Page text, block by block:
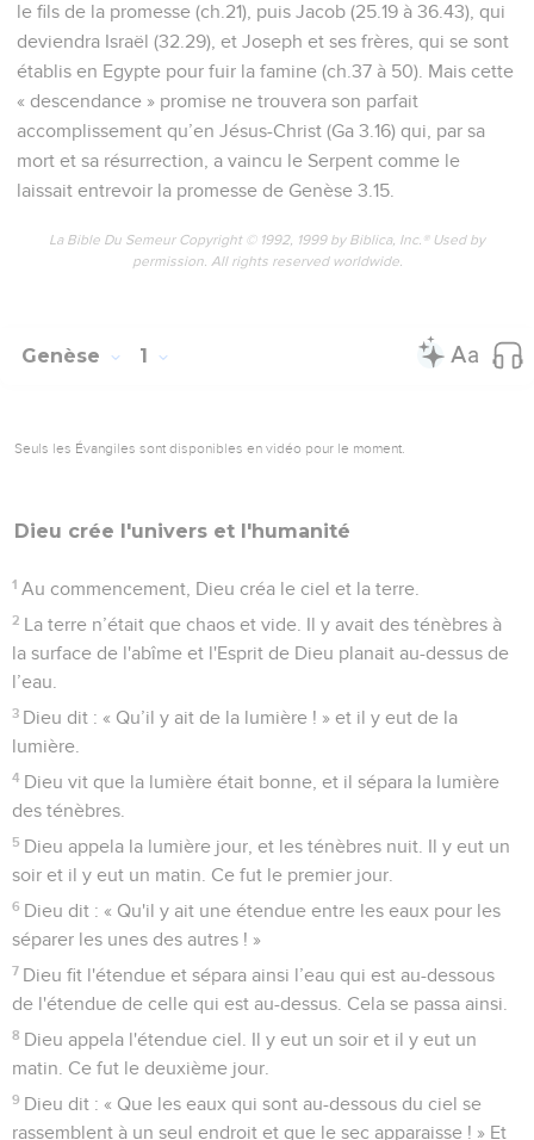
le fils de la promesse (ch.21), puis Jacob (25.19 à 36.43), qui
deviendra Israël (32.29), et Joseph et ses frères, qui se sont
établis en Egypte pour fuir la famine (ch.37 à 50). Mais cette
« descendance » promise ne trouvera son parfait
accomplissement qu’en Jésus-Christ (Ga 3.16) qui, par sa
mort et sa résurrection, a vaincu le Serpent comme le
laissait entrevoir la promesse de Genèse 3.15.
La Bible Du Semeur Copyright © 1992, 1999 by Biblica, Inc.® Used by
permission. All rights reserved worldwide.
Genèse 1
Seuls les Évangiles sont disponibles en vidéo pour le moment.
Dieu crée l'univers et l'humanité
1 Au commencement, Dieu créa le ciel et la terre.
2 La terre n’était que chaos et vide. Il y avait des ténèbres à
la surface de l'abîme et l'Esprit de Dieu planait au-dessus de
l’eau.
3 Dieu dit : « Qu’il y ait de la lumière ! » et il y eut de la
lumière.
4 Dieu vit que la lumière était bonne, et il sépara la lumière
des ténèbres.
5 Dieu appela la lumière jour, et les ténèbres nuit. Il y eut un
soir et il y eut un matin. Ce fut le premier jour.
6 Dieu dit : « Qu'il y ait une étendue entre les eaux pour les
séparer les unes des autres ! »
7 Dieu fit l'étendue et sépara ainsi l’eau qui est au-dessous
de l'étendue de celle qui est au-dessus. Cela se passa ainsi.
8 Dieu appela l'étendue ciel. Il y eut un soir et il y eut un
matin. Ce fut le deuxième jour.
9 Dieu dit : « Que les eaux qui sont au-dessous du ciel se
rassemblent à un seul endroit et que le sec apparaisse ! » Et